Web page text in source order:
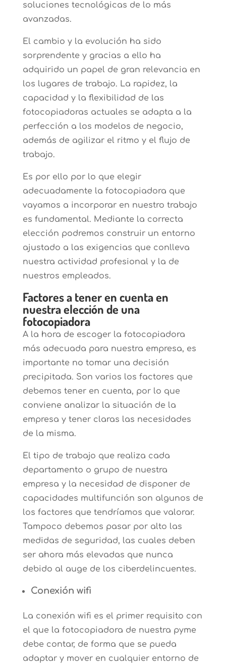
soluciones tecnológicas de lo más
avanzadas.
El cambio y la evolución ha sido
sorprendente y gracias a ello ha
adquirido un papel de gran relevancia en
los lugares de trabajo. La rapidez, la
capacidad y la flexibilidad de las
fotocopiadoras actuales se adapta a la
perfección a los modelos de negocio,
además de agilizar el ritmo y el flujo de
trabajo.
Es por ello por lo que elegir
adecuadamente la fotocopiadora que
vayamos a incorporar en nuestro trabajo
es fundamental. Mediante la correcta
elección podremos construir un entorno
ajustado a las exigencias que conlleva
nuestra actividad profesional y la de
nuestros empleados.
Factores a tener en cuenta en
nuestra elección de una
fotocopiadora
A la hora de escoger la fotocopiadora
más adecuada para nuestra empresa, es
importante no tomar una decisión
precipitada. Son varios los factores que
debemos tener en cuenta, por lo que
conviene analizar la situación de la
empresa y tener claras las necesidades
de la misma.
El tipo de trabajo que realiza cada
departamento o grupo de nuestra
empresa y la necesidad de disponer de
capacidades multifunción son algunos de
los factores que tendríamos que valorar.
Tampoco debemos pasar por alto las
medidas de seguridad, las cuales deben
ser ahora más elevadas que nunca
debido al auge de los ciberdelincuentes.
Conexión wifi
La conexión wifi es el primer requisito con
el que la fotocopiadora de nuestra pyme
debe contar, de forma que se pueda
adaptar y mover en cualquier entorno de